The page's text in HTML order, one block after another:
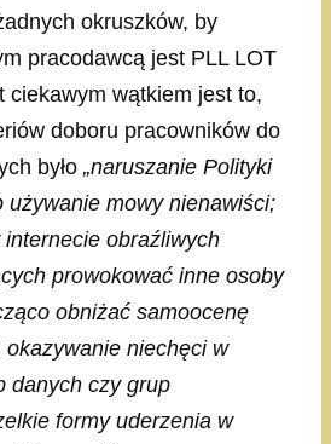
okruszków, by
pracodawcą jest PLL LOT
wątkiem jest to,
doboru pracowników do
było „naruszanie Polityki
mowy nienawiści;
obraźliwych
prowokować inne osoby
obniżać samoocenę
niechęci w
danych czy grup
formy uderzenia w